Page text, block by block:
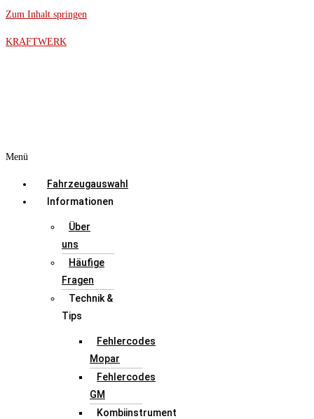
Zum Inhalt springen
KRAFTWERK
Menü
Fahrzeugauswahl
Informationen
Über
uns
Häufige
Fragen
Technik &
Tips
Fehlercodes
Mopar
Fehlercodes
GM
Kombiinstrument